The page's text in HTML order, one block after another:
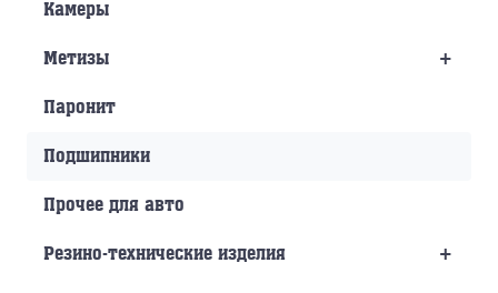
Камеры
+
Метизы
Паронит
Подшипники
Прочее для авто
+
Резино-технические изделия